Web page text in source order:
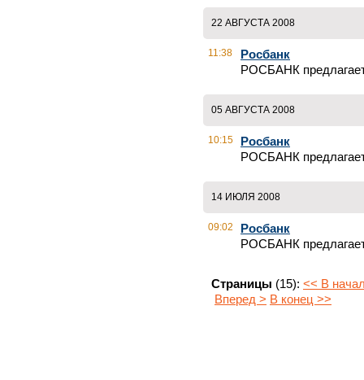
22 АВГУСТА 2008
11:38
Росбанк
РОСБАНК
05 АВГУСТА 2008
10:15
Росбанк
РОСБАНК
14 ИЮЛЯ 2008
09:02
Росбанк
РОСБАНК
Страницы (15): << В
Вперед > В конец >>